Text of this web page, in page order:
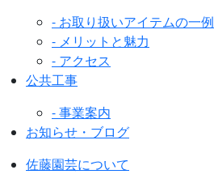
- お取り扱いアイテムの一例
- メリットと魅力
- アクセス
公共工事
- 事業案内
お知らせ・ブログ
佐藤園芸について